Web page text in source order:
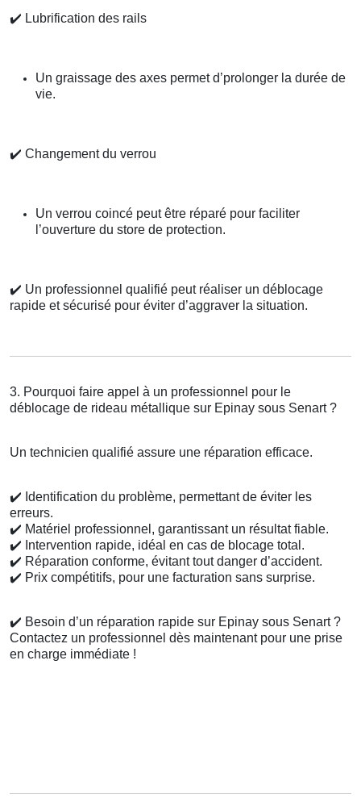
✔️ Lubrification des rails
Un graissage des axes permet d’prolonger la durée de
vie.
✔️ Changement du verrou
Un verrou coincé peut être réparé pour faciliter
l’ouverture du store de protection.
✔️ Un professionnel qualifié peut réaliser un déblocage
rapide et sécurisé pour éviter d’aggraver la situation.
3. Pourquoi faire appel à un professionnel pour le
déblocage de rideau métallique sur Epinay sous Senart ?
Un technicien qualifié assure une réparation efficace.
✔️ Identification du problème, permettant de éviter les
erreurs.
✔️ Matériel professionnel, garantissant un résultat fiable.
✔️ Intervention rapide, idéal en cas de blocage total.
✔️ Réparation conforme, évitant tout danger d’accident.
✔️ Prix compétitifs, pour une facturation sans surprise.
✔️ Besoin d’un réparation rapide sur Epinay sous Senart ?
Contactez un professionnel dès maintenant pour une prise
en charge immédiate !